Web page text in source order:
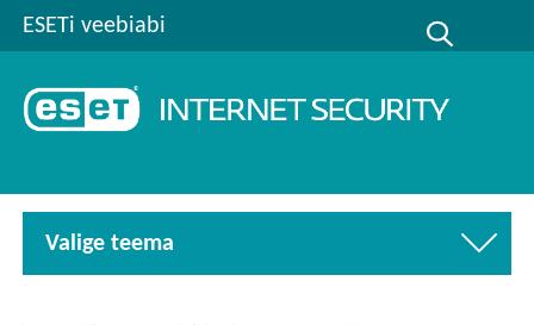
ESETi veebiabi
Valige teema